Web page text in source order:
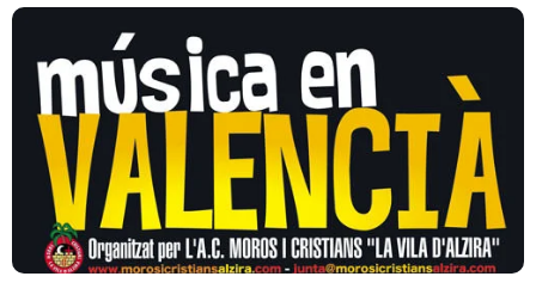
Cinema i Televisió
Festivals
Teatre